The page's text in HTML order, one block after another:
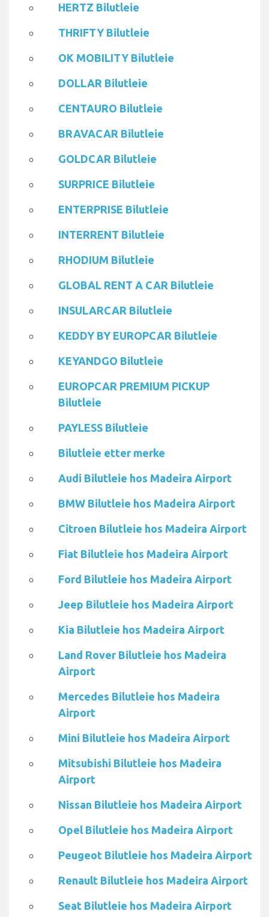
HERTZ Bilutleie
THRIFTY Bilutleie
OK MOBILITY Bilutleie
DOLLAR Bilutleie
CENTAURO Bilutleie
BRAVACAR Bilutleie
GOLDCAR Bilutleie
SURPRICE Bilutleie
ENTERPRISE Bilutleie
INTERRENT Bilutleie
RHODIUM Bilutleie
GLOBAL RENT A CAR Bilutleie
INSULARCAR Bilutleie
KEDDY BY EUROPCAR Bilutleie
KEYANDGO Bilutleie
EUROPCAR PREMIUM PICKUP
Bilutleie
PAYLESS Bilutleie
Bilutleie etter merke
Audi Bilutleie hos Madeira Airport
BMW Bilutleie hos Madeira Airport
Citroen Bilutleie hos Madeira Airport
Fiat Bilutleie hos Madeira Airport
Ford Bilutleie hos Madeira Airport
Jeep Bilutleie hos Madeira Airport
Kia Bilutleie hos Madeira Airport
Land Rover Bilutleie hos Madeira
Airport
Mercedes Bilutleie hos Madeira
Airport
Mini Bilutleie hos Madeira Airport
Mitsubishi Bilutleie hos Madeira
Airport
Nissan Bilutleie hos Madeira Airport
Opel Bilutleie hos Madeira Airport
Peugeot Bilutleie hos Madeira Airport
Renault Bilutleie hos Madeira Airport
Seat Bilutleie hos Madeira Airport